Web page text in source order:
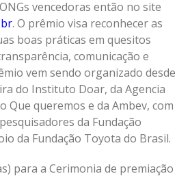
vencedoras então no site
. O prêmio visa reconhecer as
boas práticas em quesitos
comunicação e
vem sendo organizado desde
do Instituto Doar, da Agencia
Que queremos e da Ambev, com
da Fundação
da Fundação Toyota do Brasil.
para a Cerimonia de premiação